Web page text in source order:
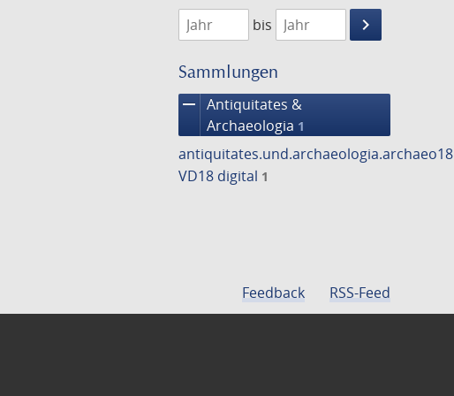
1768
1769
bis
keyboard_arrow_right
Suche
Sammlungen
remove Antiquitates &
Archaeologia 1
VD18 digital 1
Feedback RSS-Feed